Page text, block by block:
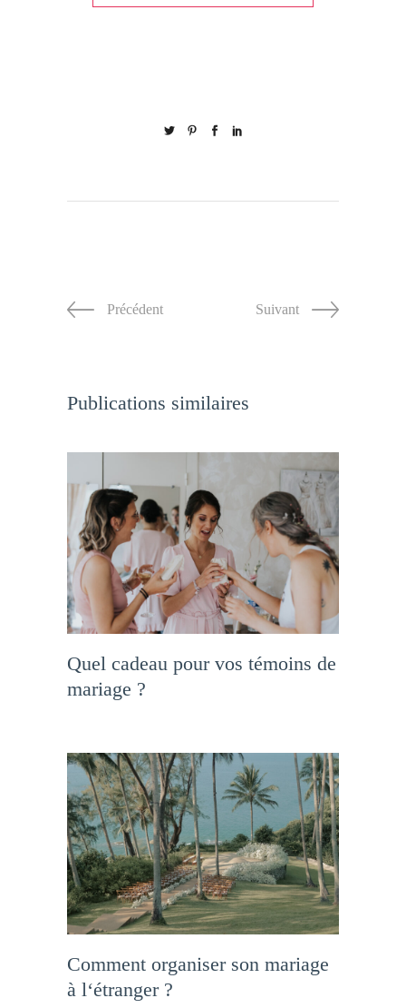
Précédent Suivant
Publications similaires
Quel cadeau pour vos témoins de
mariage ?
Comment organiser son mariage
à l‘étranger ?